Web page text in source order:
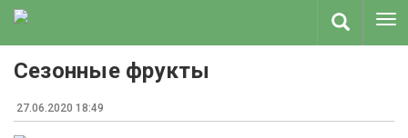
Сезонные фрукты
27.06.2020 18:49